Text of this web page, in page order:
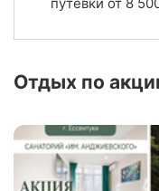
Рейтинг
Отель «Ла
Цена в сутки
Рейтинг
путевки от 8
Отдых по